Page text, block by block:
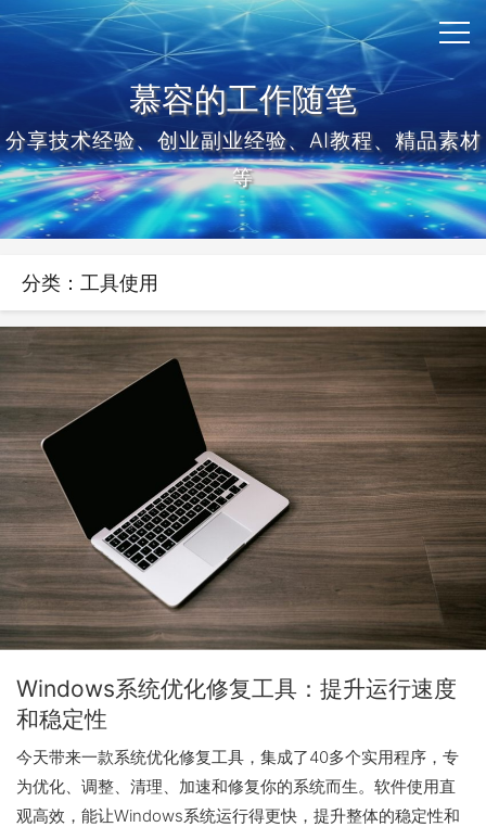
慕容的工作随笔
分享技术经验、创业副业经验、AI教程、精品素材
等
分类：工具使用
Windows系统优化修复工具：提升运行速度
和稳定性
今天带来一款系统优化修复工具，集成了40多个实用程序，专
为优化、调整、清理、加速和修复你的系统而生。软件使用直
观高效，能让Windows系统运行得更快，提升整体的稳定性和